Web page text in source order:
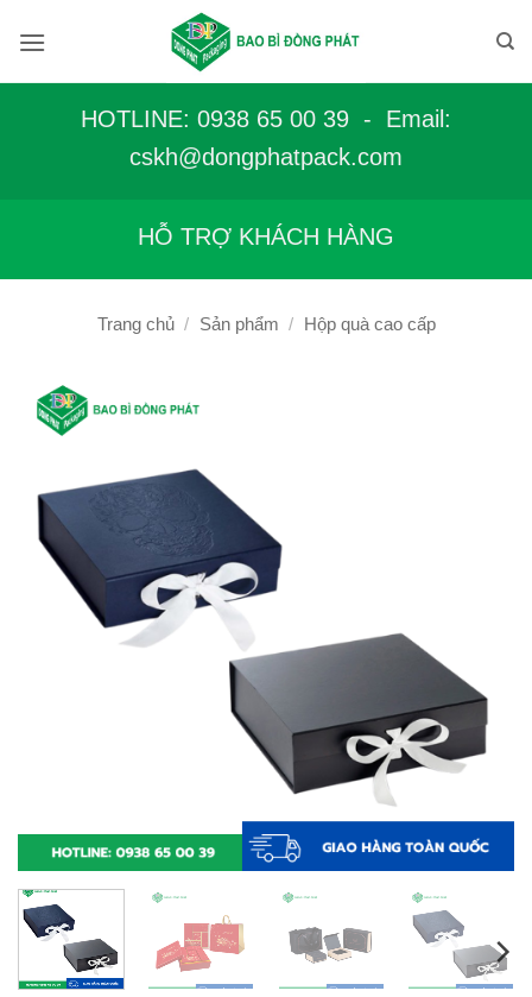
qua
HOTLINE: 0938 65 00 39 - Email:
cskh@dongphatpack.com
HỖ TRỢ KHÁCH HÀNG
Trang chủ / Sản phẩm / Hộp quà cao cấp